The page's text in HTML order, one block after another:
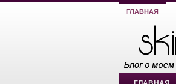
ГЛАВНАЯ